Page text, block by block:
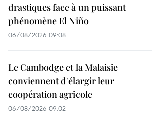
drastiques face à un puissant
phénomène El Niño
06/08/2026 09:08
Le Cambodge et la Malaisie
conviennent d'élargir leur
coopération agricole
06/08/2026 09:02